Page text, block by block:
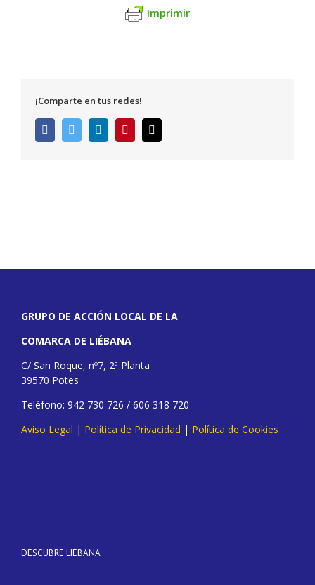
Imprimir
¡Comparte en tus redes!
FacebookTwitter LinkedInPinterest
electrónico
GRUPO DE ACCIÓN LOCAL DE LA
COMARCA DE LIÉBANA
C/ San Roque, nº7, 2ª Planta
39570 Potes
Teléfono: 942 730 726 / 606 318 720
Aviso Legal | Política de Privacidad | Política de Cookies
DESCUBRE LIÉBANA